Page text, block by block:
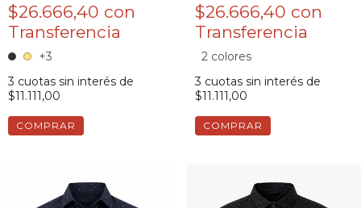
$26.666,40 con
+3
3 cuotas sin interés de
$11.111,00
COMPRAR
$26.666,40 con
2 colores
3 cuotas sin interés de
$11.111,00
COMPRAR